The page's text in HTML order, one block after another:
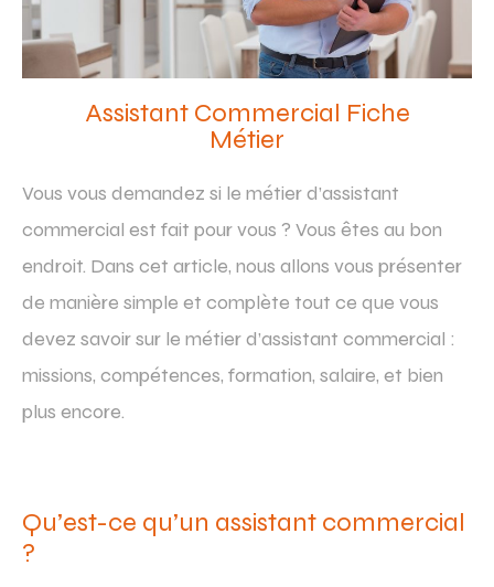
Assistant Commercial Fiche
Métier
Vous vous demandez si le métier d’assistant
commercial est fait pour vous ? Vous êtes au bon
endroit. Dans cet article, nous allons vous présenter
de manière simple et complète tout ce que vous
devez savoir sur le métier d’assistant commercial :
missions, compétences, formation, salaire, et bien
plus encore.
Qu’est-ce qu’un assistant commercial
?